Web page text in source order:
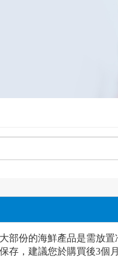
部份的海鮮產品是需放
存，建議您於購買後3個